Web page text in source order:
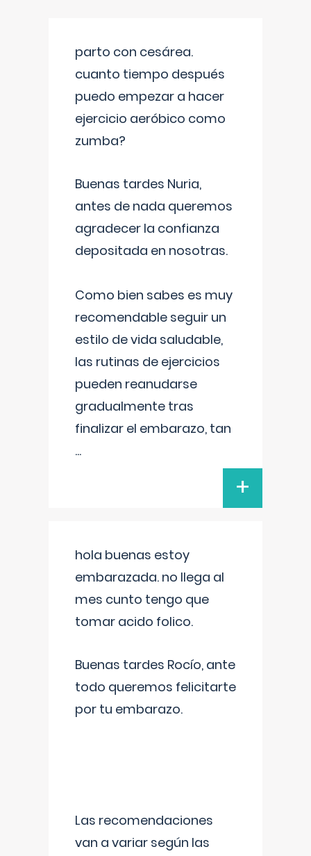
parto con cesárea.
cuanto tiempo después
puedo empezar a hacer
ejercicio aeróbico como
zumba?
Buenas tardes Nuria,
antes de nada queremos
agradecer la confianza
depositada en nosotras.
Como bien sabes es muy
recomendable seguir un
estilo de vida saludable,
las rutinas de ejercicios
pueden reanudarse
gradualmente tras
finalizar el embarazo, tan
...
+
hola buenas estoy
embarazada. no llega al
mes cunto tengo que
tomar acido folico.
Buenas tardes Rocío, ante
todo queremos felicitarte
por tu embarazo.
Las recomendaciones
van a variar según las